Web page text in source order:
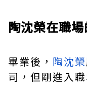
陶沈榮在職
畢業後， 陶沈榮
司，但剛進入